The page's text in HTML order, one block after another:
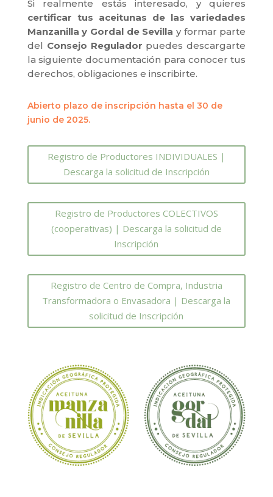
Si realmente estás interesado, y quieres
certificar tus aceitunas de las variedades
Manzanilla y Gordal de Sevilla y formar parte
del Consejo Regulador puedes descargarte
la siguiente documentación para conocer tus
derechos, obligaciones e inscribirte.
Abierto plazo de inscripción hasta el 30 de
junio de 2025.
Registro de Productores INDIVIDUALES |
Descarga la solicitud de Inscripción
Registro de Productores COLECTIVOS
(cooperativas) | Descarga la solicitud de
Inscripción
Registro de Centro de Compra, Industria
Transformadora o Envasadora | Descarga la
solicitud de Inscripción